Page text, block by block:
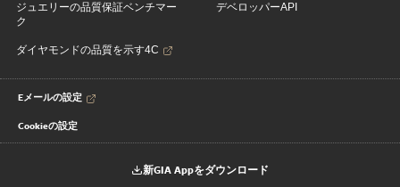
ジュエリーの品質保証ベンチマー
ク
ダイヤモンドの品質を示す4C
デベロッパーAPI
Eメールの設定
Cookieの設定
新GIA Appをダウンロード